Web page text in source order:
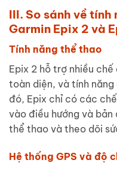
III. So sánh về tính
Garmin Epix 2 và
Tính năng thể thao
Epix 2 hỗ trợ nhiều
toàn diện, và tính năng
đó, Epix chỉ có các
vào điều hướng và bản
thể thao và theo dõi
Hệ thống GPS và độ